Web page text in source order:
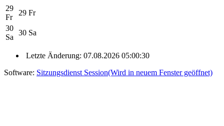
29
Fr
29 Fr
30
Sa
30 Sa
Letzte Änderung: 07.08.2026 05:00:30
Software: Sitzungsdienst Session(Wird in neuem Fenster geöffnet)